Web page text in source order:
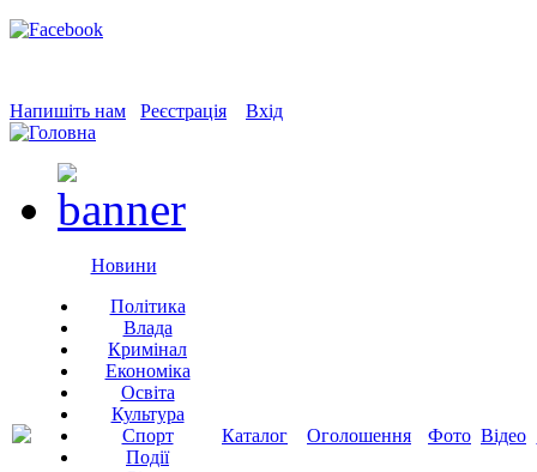
Напишіть нам Реєстрація Вхід
Новини
Політика
Влада
Кримінал
Економіка
Освіта
Культура
Спорт
Події
Каталог Оголошення Фото Відео